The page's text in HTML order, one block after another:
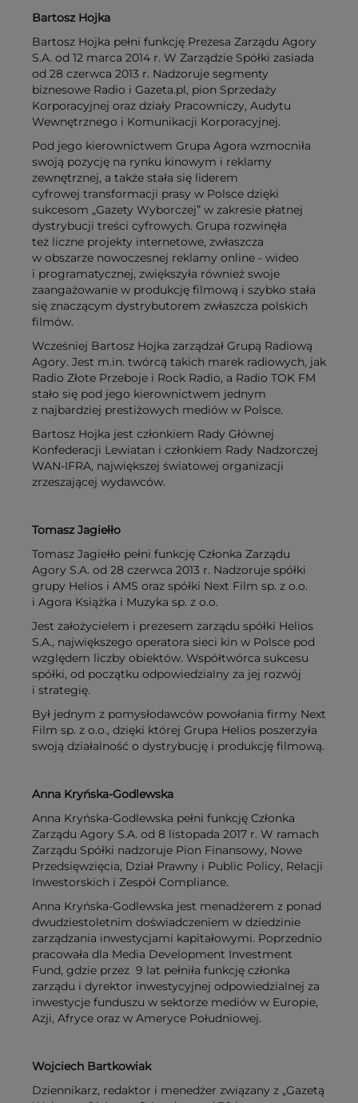
Bartosz Hojka
Bartosz Hojka pełni funkcję Prezesa Zarządu Agory
S.A. od 12 marca 2014 r. W Zarządzie Spółki zasiada
od 28 czerwca 2013 r. Nadzoruje segmenty
biznesowe Radio i Gazeta.pl, pion Sprzedaży
Korporacyjnej oraz działy Pracowniczy, Audytu
Wewnętrznego i Komunikacji Korporacyjnej.
Pod jego kierownictwem Grupa Agora wzmocniła
swoją pozycję na rynku kinowym i reklamy
zewnętrznej, a także stała się liderem
cyfrowej transformacji prasy w Polsce dzięki
sukcesom „Gazety Wyborczej” w zakresie płatnej
dystrybucji treści cyfrowych. Grupa rozwinęła
też liczne projekty internetowe, zwłaszcza
w obszarze nowoczesnej reklamy online - wideo
i programatycznej, zwiększyła również swoje
zaangażowanie w produkcję filmową i szybko stała
się znaczącym dystrybutorem zwłaszcza polskich
filmów.
Wcześniej Bartosz Hojka zarządzał Grupą Radiową
Agory. Jest m.in. twórcą takich marek radiowych, jak
Radio Złote Przeboje i Rock Radio, a Radio TOK FM
stało się pod jego kierownictwem jednym
z najbardziej prestiżowych mediów w Polsce.
Bartosz Hojka jest członkiem Rady Głównej
Konfederacji Lewiatan i członkiem Rady Nadzorczej
WAN-IFRA, największej światowej organizacji
zrzeszającej wydawców.
Tomasz Jagiełło
Tomasz Jagiełło pełni funkcję Członka Zarządu
Agory S.A. od 28 czerwca 2013 r. Nadzoruje spółki
grupy Helios i AMS oraz spółki Next Film sp. z o.o.
i Agora Książka i Muzyka sp. z o.o.
Jest założycielem i prezesem zarządu spółki Helios
S.A., największego operatora sieci kin w Polsce pod
względem liczby obiektów. Współtwórca sukcesu
spółki, od początku odpowiedzialny za jej rozwój
i strategię.
Był jednym z pomysłodawców powołania firmy Next
Film sp. z o.o., dzięki której Grupa Helios poszerzyła
swoją działalność o dystrybucję i produkcję filmową.
Anna Kryńska-Godlewska
Anna Kryńska-Godlewska pełni funkcję Członka
Zarządu Agory S.A. od 8 listopada 2017 r. W ramach
Zarządu Spółki nadzoruje Pion Finansowy, Nowe
Przedsięwzięcia, Dział Prawny i Public Policy, Relacji
Inwestorskich i Zespół Compliance.
Anna Kryńska-Godlewska jest menadżerem z ponad
dwudziestoletnim doświadczeniem w dziedzinie
zarządzania inwestycjami kapitałowymi. Poprzednio
pracowała dla Media Development Investment
Fund, gdzie przez 9 lat pełniła funkcję członka
zarządu i dyrektor inwestycyjnej odpowiedzialnej za
inwestycje funduszu w sektorze mediów w Europie,
Azji, Afryce oraz w Ameryce Południowej.
Wojciech Bartkowiak
Dziennikarz, redaktor i menedżer związany z „Gazetą